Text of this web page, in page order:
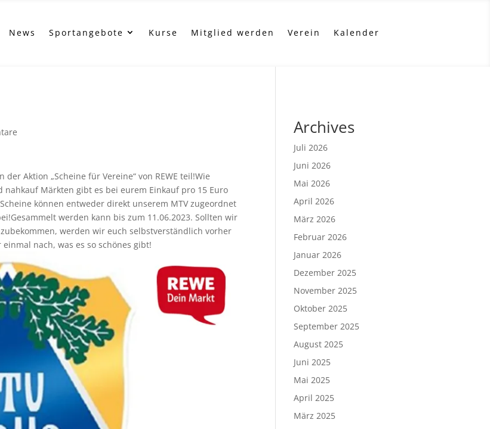
News Sportangebote Kurse Mitglied werden Verein Kalender
Aktion „Scheine für Vereine“ von REWE teil!Wie
Märkten gibt es bei eurem Einkauf pro 15 Euro
können entweder direkt unserem MTV zugeordnet
werden kann bis zum 11.06.2023. Sollten wir
werden wir euch selbstverständlich vorher
nach, was es so schönes gibt!
Archives
Juli 2026
Juni 2026
Mai 2026
April 2026
März 2026
Februar 2026
Januar 2026
Dezember 2025
November 2025
Oktober 2025
September 2025
August 2025
Juni 2025
Mai 2025
April 2025
März 2025